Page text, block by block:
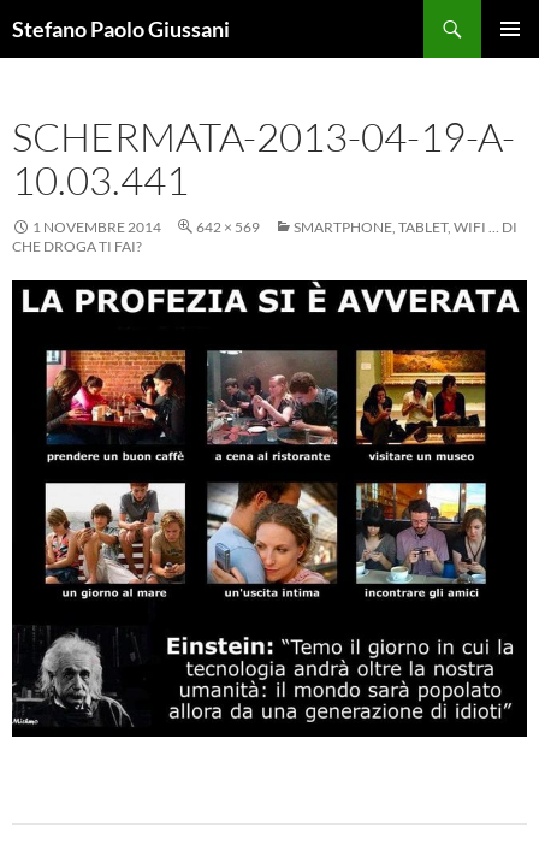
alStefano Paolo Giussani
SCHERMATA-2013-04-19-A-
10.03.441
1 NOVEMBRE 2014 642 × 569
SMARTPHONE, TABLET, WIFI … DI
CHE DROGA TI FAI?